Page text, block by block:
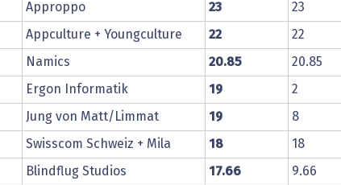
Approppo 23 23
Appculture + Youngculture 22 22
Namics 20.85 20.85
Ergon Informatik 19 2
Jung von Matt/Limmat 19 8
Swisscom Schweiz + Mila 18 18
Blindflug Studios 17.66 9.66